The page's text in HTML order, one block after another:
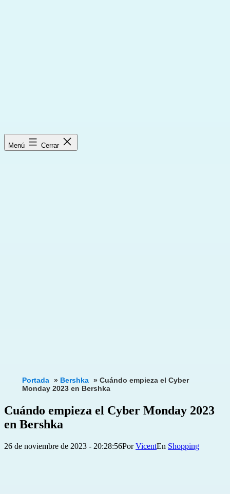
Menú Cerrar
Portada » Bershka » Cuándo empieza el Cyber
Monday 2023 en Bershka
Cuándo empieza el Cyber Monday 2023
en Bershka
Publicada
26 de noviembre de 2023 - 20:28:56PorVicent
Categorizado
Shopping